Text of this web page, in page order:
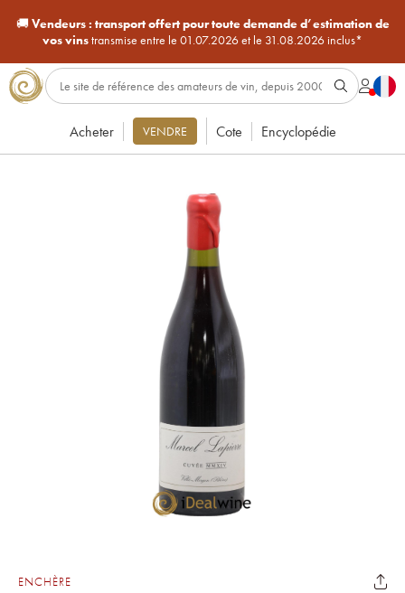
🚚Vendeurs : transport offert pour toute demande d’estimation de
vos vinstransmise entre le 01.07.2026 et le 31.08.2026 inclus*
Acheter VENDRE Cote Encyclopédie
ENCHÈRE